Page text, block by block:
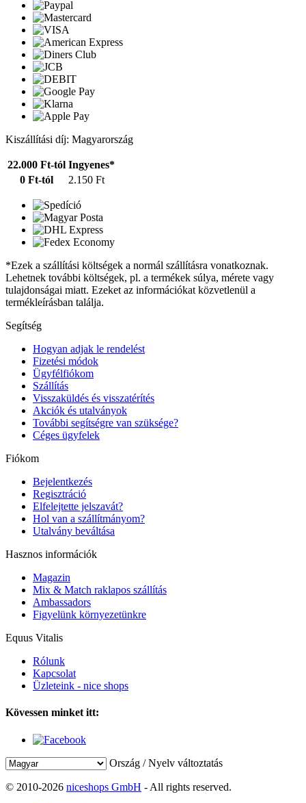
Kiszállítási díj: Magyarország
22.000 Ft-tól Ingyenes*
0 Ft-tól
2.150 Ft
*Ezek a szállítási költségek a normál szállításra vonatkoznak.
Lehetnek további költségek, pl. a termékek súlya, mérete vagy
tulajdonságai miatt. Ezeket az információkat közvetlenül a
termékleírásban találja.
Segítség
Hogyan adjak le rendelést
Fizetési módok
Ügyfélfiókom
Szállítás
Visszaküldés és visszatérítés
Akciók és utalványok
További segítségre van szüksége?
Céges ügyfelek
Fiókom
Bejelentkezés
Regisztráció
Elfelejtette jelszavát?
Hol van a szállítmányom?
Utalvány beváltása
Hasznos információk
Magazin
Mix & Match raklapos szállítás
Ambassadors
Figyelünk környezetünkre
Equus Vitalis
Rólunk
Kapcsolat
Üzleteink - nice shops
Kövessen minket itt:
Ország / Nyelv változtatás
© 2010-2026 niceshops GmbH - All rights reserved.